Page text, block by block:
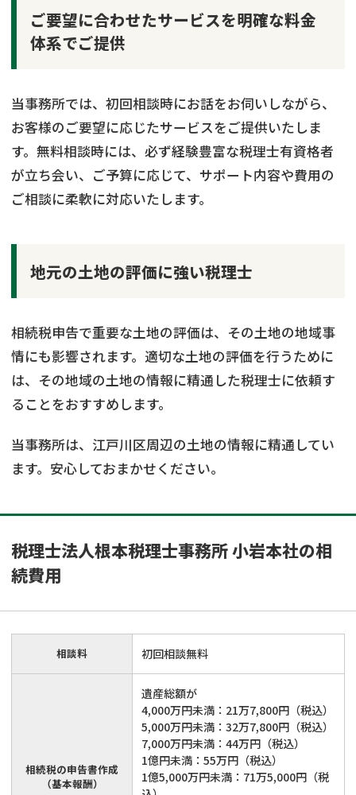
ご要望に合わせたサービスを明確な料金
体系でご提供
当事務所では、初回相談時にお話をお伺いしながら、
お客様のご要望に応じたサービスをご提供いたしま
す。無料相談時には、必ず経験豊富な税理士有資格者
が立ち会い、ご予算に応じて、サポート内容や費用の
ご相談に柔軟に対応いたします。
地元の土地の評価に強い税理士
相続税申告で重要な土地の評価は、その土地の地域事
情にも影響されます。適切な土地の評価を行うために
は、その地域の土地の情報に精通した税理士に依頼す
ることをおすすめします。
当事務所は、江戸川区周辺の土地の情報に精通してい
ます。安心しておまかせください。
税理士法人根本税理士事務所 小岩本社の相
続費用
相談料 初回相談無料
相続税の申告書作成
（基本報酬）
遺産総額が
4,000万円未満：21万7,800円（税込）
5,000万円未満：32万7,800円（税込）
7,000万円未満：44万円（税込）
1億円未満：55万円（税込）
1億5,000万円未満：71万5,000円（税